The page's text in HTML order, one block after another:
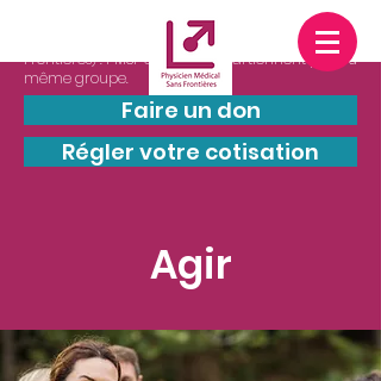
PMSF est une entité juridiquement
indépendante deMSF(Médecins Sans
Frontières) : PMSF et MSF n’appartiennent pas au
même groupe.
Faire un don
Régler votre cotisation
Agir